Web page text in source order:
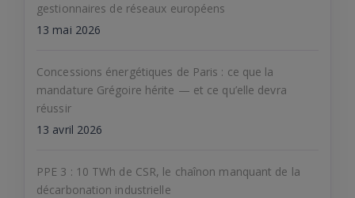
gestionnaires de réseaux européens
13 mai 2026
Concessions énergétiques de Paris : ce que la
mandature Grégoire hérite — et ce qu’elle devra
réussir
13 avril 2026
PPE 3 : 10 TWh de CSR, le chaînon manquant de la
décarbonation industrielle